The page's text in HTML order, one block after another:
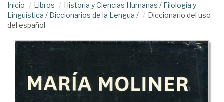
Inicio Libros Historia y Ciencias Humanas / Filología y
Lingüística / Diccionarios de la Lengua /
Diccionario del uso
del español